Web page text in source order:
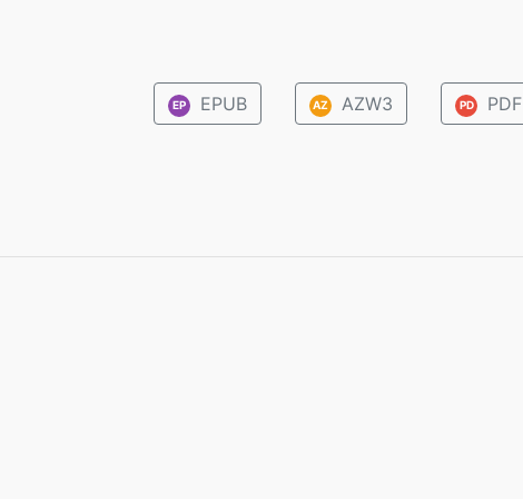
EP EPUB AZ AZW3 PD PDF